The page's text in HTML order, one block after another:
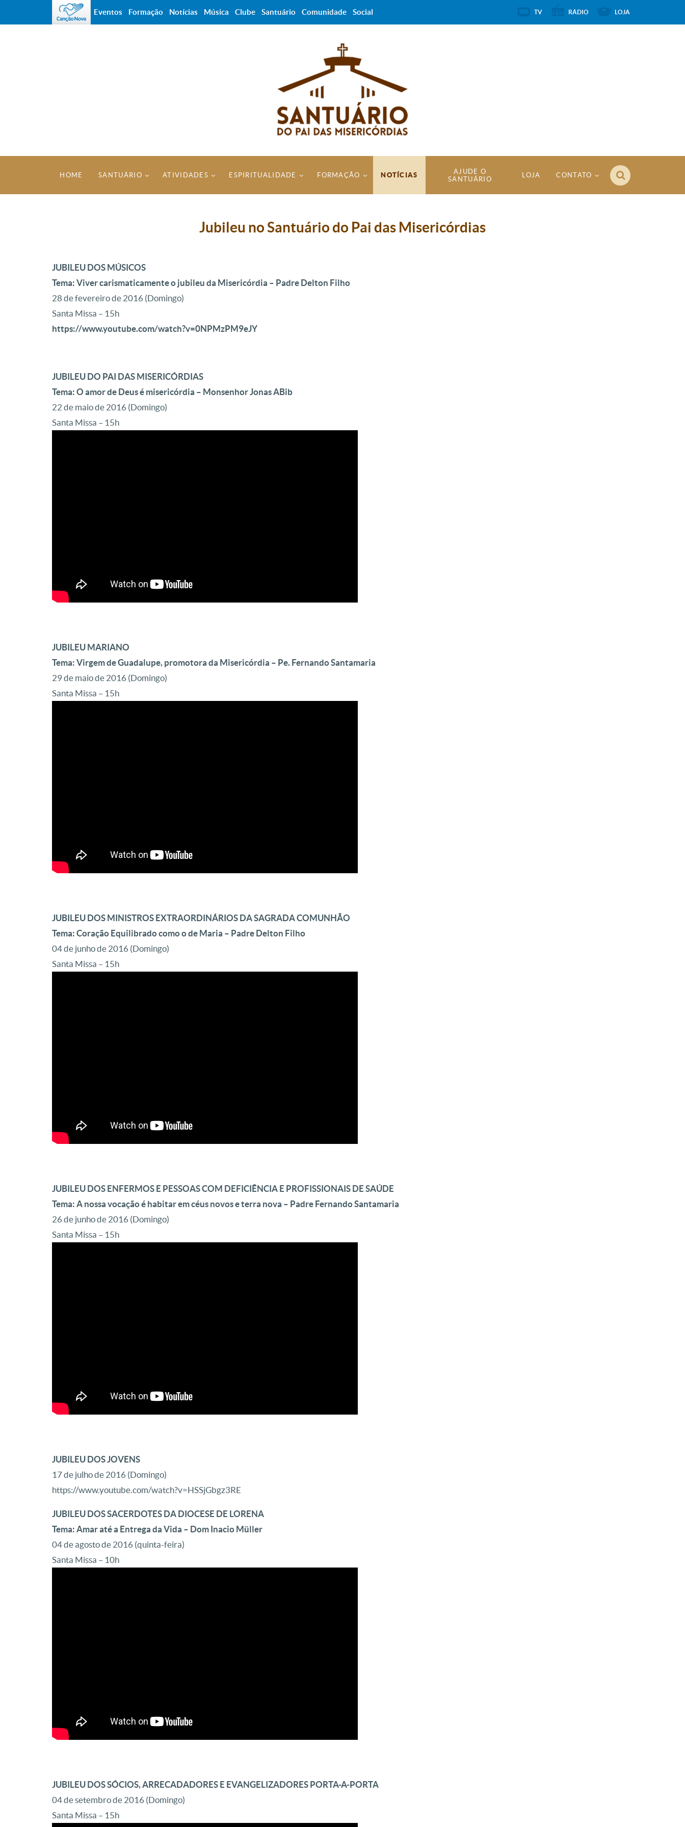
HOME SANTUÁRIO ATIVIDADES ESPIRITUALIDADE FORMAÇÃO NOTÍCIAS
AJUDE O
SANTUÁRIO
LOJA CONTATO
Jubileu no Santuário do Pai das Misericórdias
JUBILEU DOS MÚSICOS
Tema: Viver carismaticamente o jubileu da Misericórdia – Padre Delton Filho
28 de fevereiro de 2016 (Domingo)
Santa Missa – 15h
https://www.youtube.com/watch?v=0NPMzPM9eJY
JUBILEU DO PAI DAS MISERICÓRDIAS
Tema: O amor de Deus é misericórdia – Monsenhor Jonas ABib
22 de maio de 2016 (Domingo)
Santa Missa – 15h
JUBILEU MARIANO
Tema: Virgem de Guadalupe, promotora da Misericórdia – Pe. Fernando Santamaria
29 de maio de 2016 (Domingo)
Santa Missa – 15h
JUBILEU DOS MINISTROS EXTRAORDINÁRIOS DA SAGRADA COMUNHÃO
Tema: Coração Equilibrado como o de Maria – Padre Delton Filho
04 de junho de 2016 (Domingo)
Santa Missa – 15h
JUBILEU DOS ENFERMOS E PESSOAS COM DEFICIÊNCIA E PROFISSIONAIS DE SAÚDE
Tema: A nossa vocação é habitar em céus novos e terra nova – Padre Fernando Santamaria
26 de junho de 2016 (Domingo)
Santa Missa – 15h
JUBILEU DOS JOVENS
17 de julho de 2016 (Domingo)
https://www.youtube.com/watch?v=HSSjGbgz3RE
JUBILEU DOS SACERDOTES DA DIOCESE DE LORENA
Tema: Amar até a Entrega da Vida – Dom Inacio Müller
04 de agosto de 2016 (quinta-feira)
Santa Missa – 10h
JUBILEU DOS SÓCIOS, ARRECADADORES E EVANGELIZADORES PORTA-A-PORTA
04 de setembro de 2016 (Domingo)
Santa Missa – 15h
Eventos Formação Notícias Música Clube Santuário Comunidade Social TV RÁDIO LOJA